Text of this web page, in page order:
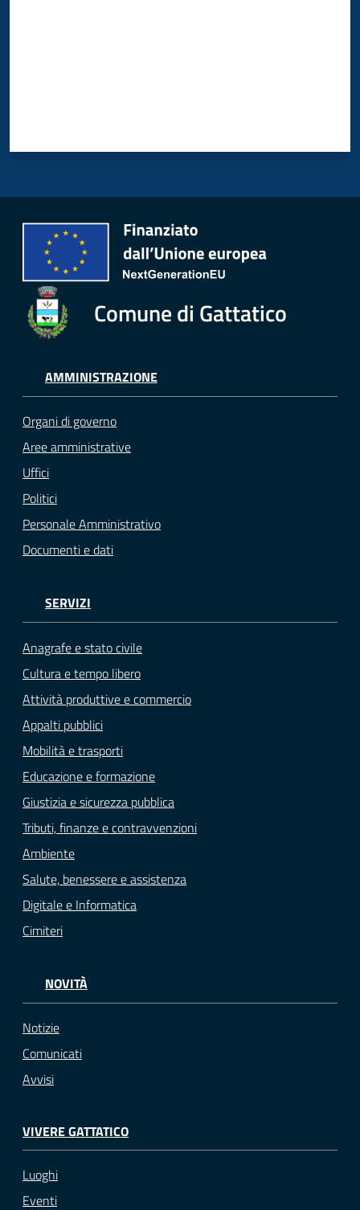
Comune di Gattatico
AMMINISTRAZIONE
Organi di governo
Aree amministrative
Uffici
Politici
Personale Amministrativo
Documenti e dati
SERVIZI
Anagrafe e stato civile
Cultura e tempo libero
Attività produttive e commercio
Appalti pubblici
Mobilità e trasporti
Educazione e formazione
Giustizia e sicurezza pubblica
Tributi, finanze e contravvenzioni
Ambiente
Salute, benessere e assistenza
Digitale e Informatica
Cimiteri
NOVITÀ
Notizie
Comunicati
Avvisi
VIVERE GATTATICO
Luoghi
Eventi